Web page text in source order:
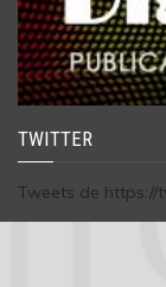
TWITTER
Tweets de https://